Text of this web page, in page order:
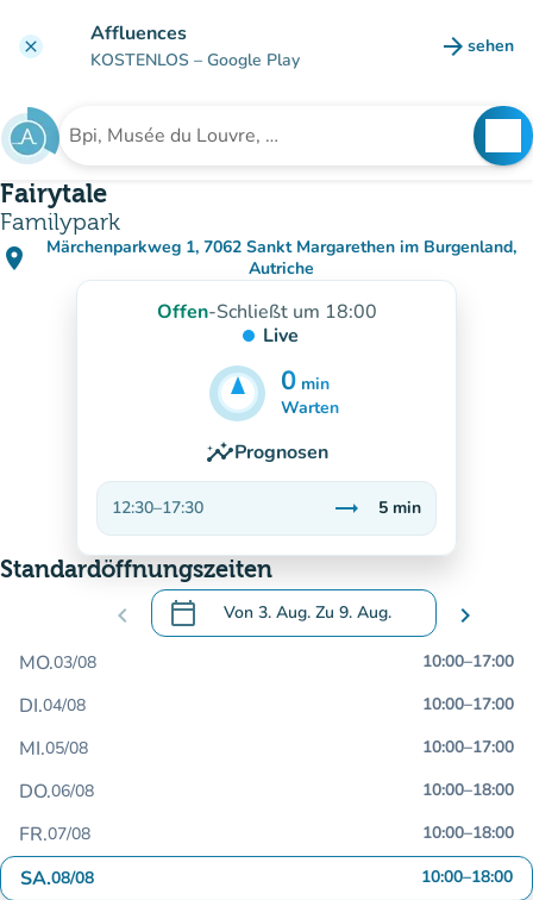
clear Affluences
KOSTENLOS – Google Play arrow_forward sehen
(new
Suche nach einer Einrichtung
Fairytale
Familypark
place
Märchenparkweg 1, 7062 Sankt Margarethen im Burgenland,
Autriche
(in Google Maps öffnen)
(new tab)
Offen-Schließt um 18:00
Live
0 min
5min
Warten
insightsPrognosen
12:30–17:30 trending_flat
Stabil
5 min
Standardöffnungszeiten
chevron_left calendar_today Von 3. Aug. Zu 9. Aug.
.Öffnen Sie den Kalender, um Daten zu
chevron_right
MO.03/08 10:00–17:00
DI.04/08 10:00–17:00
MI.05/08 10:00–17:00
DO.06/08 10:00–18:00
FR.07/08 10:00–18:00
SA.08/08 10:00–18:00